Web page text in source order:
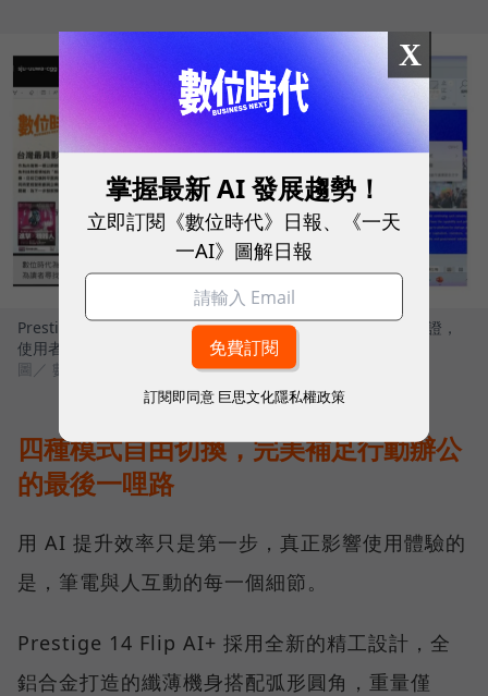
Prestige 14 Flip AI+完美符合 Windows Copilot+ PC 架構認證，
使用者可解鎖多項雲端無法執行的關鍵功能
圖／ 數位時代
四種模式自由切換，完美補足行動辦公
的最後一哩路
用 AI 提升效率只是第一步，真正影響使用體驗的
是，筆電與人互動的每一個細節。
Prestige 14 Flip AI+ 採用全新的精工設計，全
鋁合金打造的纖薄機身搭配弧形圓角，重量僅
X
掌握最新 AI 發展趨勢！
立即訂閱《數位時代》日報、《一天
一AI》圖解日報
訂閱即同意 巨思文化隱私權政策